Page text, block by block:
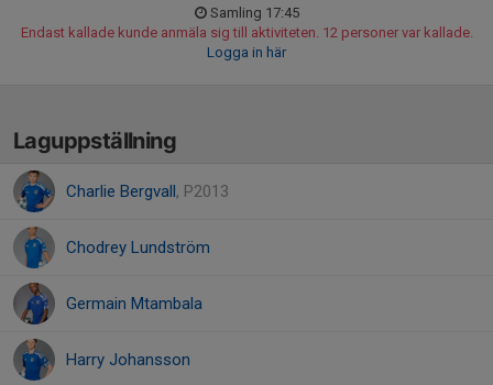
Samling 17:45
Endast kallade kunde anmäla sig till aktiviteten. 12 personer var kallade.
Logga in här
Laguppställning
Charlie Bergvall, P2013
Chodrey Lundström
Germain Mtambala
Harry Johansson